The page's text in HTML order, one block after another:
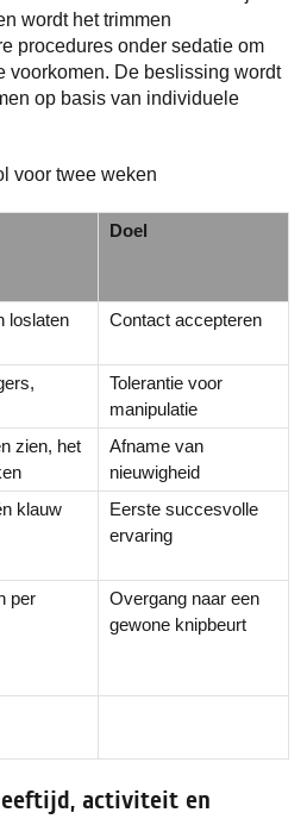
wordt het trimmen
procedures onder sedatie om
voorkomen. De beslissing wordt
op basis van individuele
voor twee weken
Doel
loslaten
Contact accepteren
Tolerantie voor
manipulatie
zien, het
Afname van
nieuwigheid
klauw
Eerste succesvolle
ervaring
per
Overgang naar een
gewone knipbeurt
activiteit en